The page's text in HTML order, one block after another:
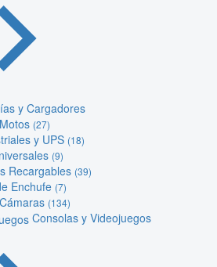
y Cargadores
(27)
y UPS (18)
(9)
Recargables (39)
Enchufe (7)
(134)
Consolas y Videojuegos